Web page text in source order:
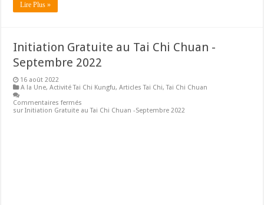
Lire Plus »
Initiation Gratuite au Tai Chi Chuan -
Septembre 2022
16 août 2022
A la Une,Activité Tai Chi Kungfu,Articles Tai Chi,Tai Chi Chuan
Commentaires fermés
sur Initiation Gratuite au Tai Chi Chuan -Septembre 2022